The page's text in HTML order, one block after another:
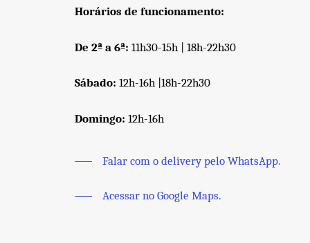
Horários de funcionamento:
De 2ª a 6ª: 11h30-15h | 18h-22h30
Sábado: 12h-16h |18h-22h30
Domingo: 12h-16h
Falar com o delivery pelo WhatsApp.
Acessar no Google Maps.